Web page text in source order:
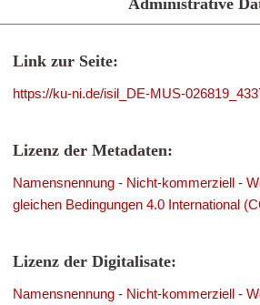
Administrative
Link zur Seite:
https://ku-ni.de/isil_DE-MUS-
Lizenz der Metadaten:
Namensnennung - Nicht-kommerziell -
gleichen Bedingungen 4.0 International
Lizenz der Digitalisate:
Namensnennung - Nicht-kommerziell -